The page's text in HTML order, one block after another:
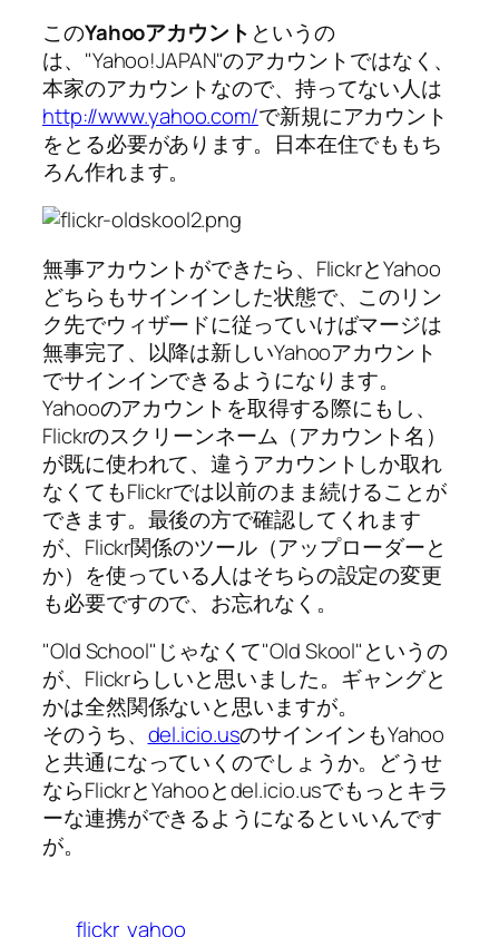
このYahooアカウント というの
は、"Yahoo!JAPAN"のアカウントではなく、
本家のアカウントなので、持ってない人は
http://www.yahoo.com/で新規にアカウント
をとる必要があります。日本在住でももち
ろん作れます。
無事アカウントができたら、FlickrとYahoo
どちらもサインインした状態で、このリン
ク先でウィザードに従っていけばマージは
無事完了、以降は新しいYahooアカウント
でサインインできるようになります。
Yahooのアカウントを取得する際にもし、
Flickrのスクリーンネーム（アカウント名）
が既に使われて、違うアカウントしか取れ
なくてもFlickrでは以前のまま続けることが
できます。最後の方で確認してくれます
が、Flickr関係のツール（アップローダーと
か）を使っている人はそちらの設定の変更
も必要ですので、お忘れなく。
"Old School"じゃなくて"Old Skool"というの
が、Flickrらしいと思いました。ギャングと
かは全然関係ないと思いますが。
そのうち、 del.icio.usのサインインもYahoo
と共通になっていくのでしょうか。どうせ
ならFlickrとYahooとdel.icio.usでもっとキラ
ーな連携ができるようになるといいんです
が。
flickr yahoo